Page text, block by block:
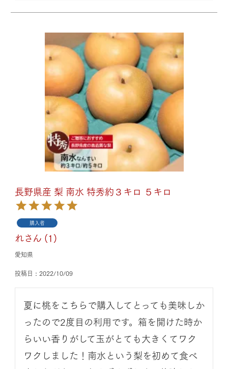
長野県産 梨 南水 特秀約３キロ ５キロ
購入者
れ 1
愛知県
投稿日
2022/10/09
夏に桃をこちらで購入してとっても美味しか
ったので2度目の利用です。箱を開けた時か
らいい香りがして玉がとても大きくてワク
ワクしました！南水という梨を初めて食べ